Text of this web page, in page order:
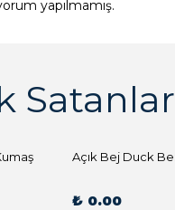
yapılmamış.
Satanlar
₺ 0.00